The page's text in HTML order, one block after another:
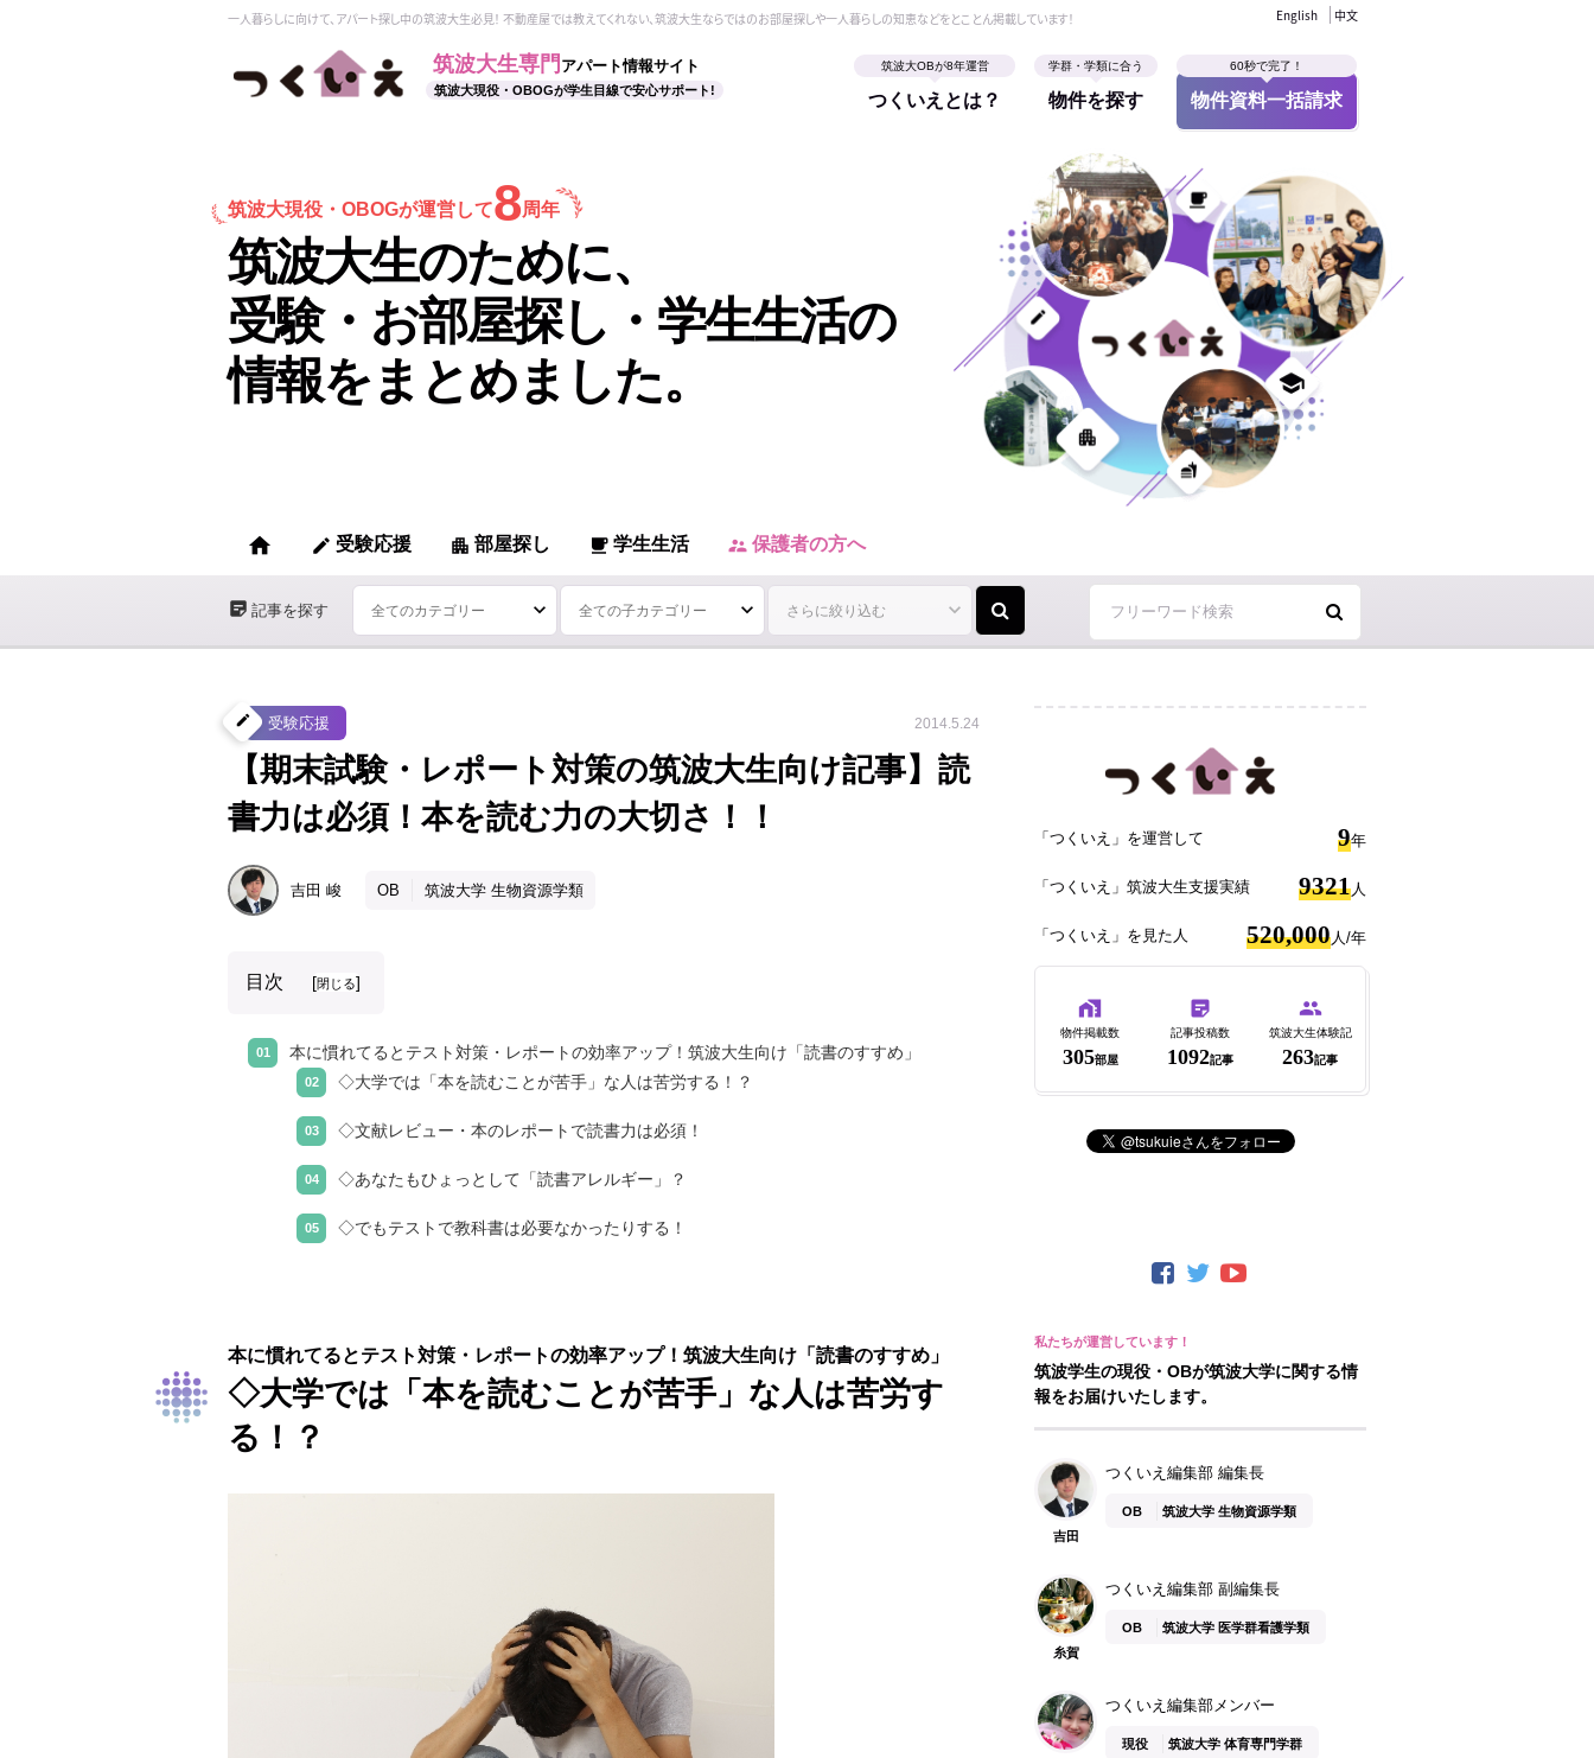
一人暮らしに向けて、アパート探し中の筑波大生必見！ 不動産屋では教えてくれない、筑波大生ならではのお部屋探しや一人暮らしの知恵などをとことん掲載しています！ English 中文
筑波大生専門 アパート情報サイト
筑波大現役・OBOGが学生目線で安心サポート!
筑波大OBが8年運営
つくいえとは？
学群・学類に合う
物件を探す
60秒で完了！
物件資料一括請求
筑波大現役・ OBOGが運営して8周年
筑波大生のために、
受験・お部屋探し・学生生活の
情報をまとめました。
home edit 受験応援 apartment 部屋探し local_cafe 学生生活 supervisor_account 保護者の方へ
sticky_note_2 記事を探す
create 受験応援 2014.5.24
【期末試験・レポート対策の筑波大生向け記事】読
書力は必須！本を読む力の大切さ！！
吉田 峻 OB 筑波大学 生物資源学類
目次 [閉じる]
本に慣れてるとテスト対策・レポートの効率アップ！筑波大生向け「読書のすすめ」
◇大学では「本を読むことが苦手」な人は苦労する！？
◇文献レビュー・本のレポートで読書力は必須！
◇あなたもひょっとして「読書アレルギー」？
◇でもテストで教科書は必要なかったりする！
本に慣れてるとテスト対策・レポートの効率アップ！筑波大生向け「読書のすすめ」
◇大学では「本を読むことが苦手」な人は苦労す
る！？
「つくいえ」を運営して 9年
「つくいえ」筑波大生支援実績 9321 人
「つくいえ」を見た人 520,000 人/年
物件掲載数
305部屋
記事投稿数
1092記事
筑波大生体験記
263記事
筑波学生の現役・OBが筑波大学に関する情
報をお届けいたします。
吉田
つくいえ編集部 編集長
OB 筑波大学 生物資源学類
糸賀
つくいえ編集部 副編集長
OB 筑波大学 医学群看護学類
つくいえ編集部メンバー
現役 筑波大学 体育専門学群